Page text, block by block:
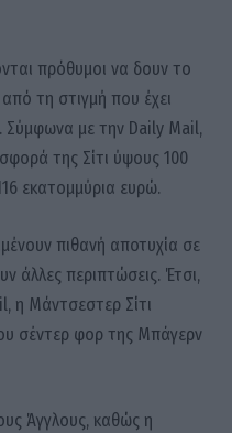
πρόθυμοι να δουν το
τη στιγμή που έχει
Σύμφωνα με την Daily Mail,
της Σίτι ύψους 100
εκατομμύρια ευρώ.
πιθανή αποτυχία σε
άλλες περιπτώσεις. Έτσι,
η Μάντσεστερ Σίτι
σέντερ φορ της Μπάγερν
Άγγλους, καθώς η